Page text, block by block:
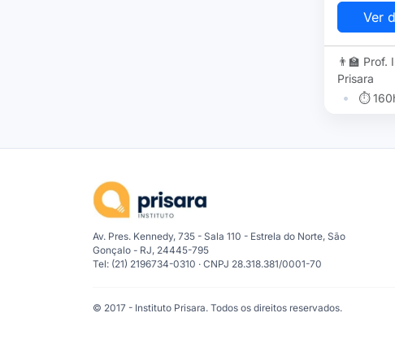
Ver
👨‍🏫 Prof.
Prisara
• ⏱
Av. Pres. Kennedy, 735 - Sala 110 - Estrela do Norte, São
Gonçalo - RJ, 24445-795
Tel: (21) 2196734-0310 · CNPJ 28.318.381/0001-70
© 2017 - Instituto Prisara. Todos os direitos reservados.